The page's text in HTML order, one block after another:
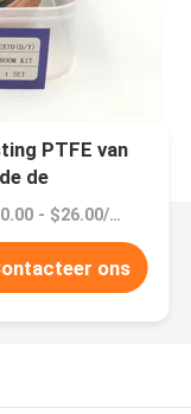
PTFE van
de
Prijs：$10.00 - $26.00/Pieces
ons